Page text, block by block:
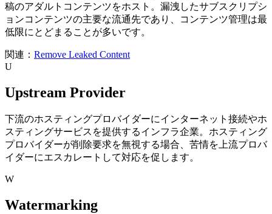
稿のアダルトコンテンツをホスト。漏洩したサブスクリプシ
ョンコンテンツの主要な流通先であり、コンテンツ管理は最
低限にとどまることが多いです。
関連： Remove Leaked Content
U
Upstream Provider
下流のホスティングプロバイダーにインターネット接続やホ
スティングサービスを提供するインフラ企業。ホスティング
プロバイダーが削除要求を無視する場合、苦情を上流プロバ
イダーにエスカレートして対応を促します。
W
Watermarking